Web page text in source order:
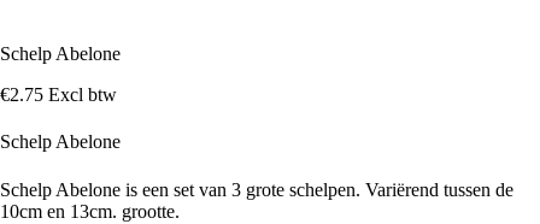
Schelp Abelone
€2.75 Excl btw
Schelp Abelone
Schelp Abelone is een set van 3 grote schelpen. Variërend tussen de
10cm en 13cm. grootte.